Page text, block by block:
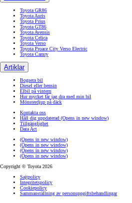
Toyota GR86
Toyota Auris
Toyota Prius
Toyota GT86
Toyota Avensis
Toyota Celica
Toyota Verso
Toyota Proace City Verso Electric
Toyota Camry
Artiklar
Bogsera bil
Diesel eller bensin
Elbil på vintern
Hur mycket får jag dra med min bil
Mönsterdjup på däck
Kontakta oss
Håll dig uppdaterad (Opens in new window)
Tillgänglighet
Data Act
(Opens in new window)
(Opens in new window)
(Opens in new window)
(Opens in new window)
Copyright © Toyota 2026
Sajtpolicy
Integritetspolicy
Cookiepolicy
Sammanställning av personuppgiftsbehandlingar